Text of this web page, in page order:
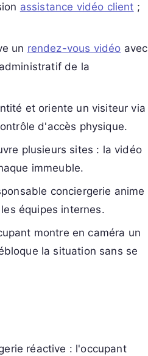
assistance vidéo client ;
un rendez-vous vidéo avec
de la
et oriente un visiteur via
d'accès physique.
plusieurs sites : la vidéo
immeuble.
conciergerie anime
équipes internes.
montre en caméra un
la situation sans se
réactive : l'occupant